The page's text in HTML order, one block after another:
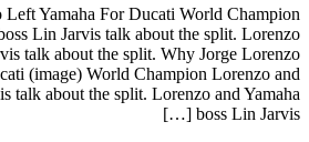
Yamaha For Ducati World Champion
Lin Jarvis talk about the split. Lorenzo
talk about the split. Why Jorge Lorenzo
(image) World Champion Lorenzo and
talk about the split. Lorenzo and Yamaha
boss Lin Jarvis […]